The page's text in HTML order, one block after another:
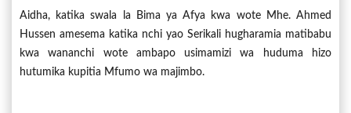
Aidha, katika swala la Bima ya Afya kwa wote Mhe. Ahmed
Hussen amesema katika nchi yao Serikali hugharamia matibabu
kwa wananchi wote ambapo usimamizi wa huduma hizo
hutumika kupitia Mfumo wa majimbo.